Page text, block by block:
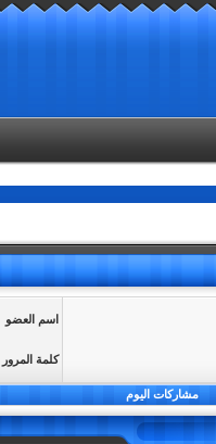
اسم العضو
كلمة المرور
مشاركات اليوم